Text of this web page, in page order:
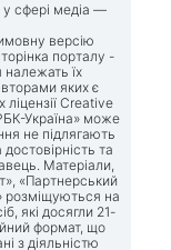
у сфері медіа —
версію
порталу -
належать їх
яких є
Creative
Україна» може
не підлягають
та
Матеріали,
«Партнерський
розміщуються на
які досягли 21-
формат, що
з діяльністю